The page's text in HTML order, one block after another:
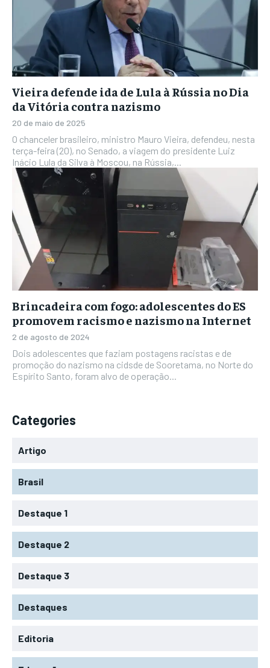
Vieira defende ida de Lula à Rússia no Dia
da Vitória contra nazismo
20 de maio de 2025
O chanceler brasileiro, ministro Mauro Vieira, defendeu, nesta
terça-feira (20), no Senado, a viagem do presidente Luiz
Inácio Lula da Silva à Moscou, na Rússia,...
Brincadeira com fogo: adolescentes do ES
promovem racismo e nazismo na Internet
2 de agosto de 2024
Dois adolescentes que faziam postagens racistas e de
promoção do nazismo na cidsde de Sooretama, no Norte do
Espírito Santo, foram alvo de operação...
Categories
Artigo
Brasil
Destaque 1
Destaque 2
Destaque 3
Destaques
Editoria